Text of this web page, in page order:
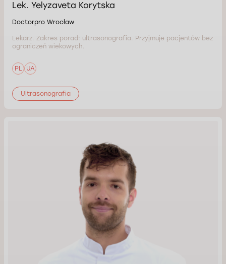
Lek. Yelyzaveta Korytska
Doctorpro Wrocław
Lekarz. Zakres porad: ultrasonografia. Przyjmuje pacjentów bez
ograniczeń wiekowych.
PL UA
Ultrasonografia